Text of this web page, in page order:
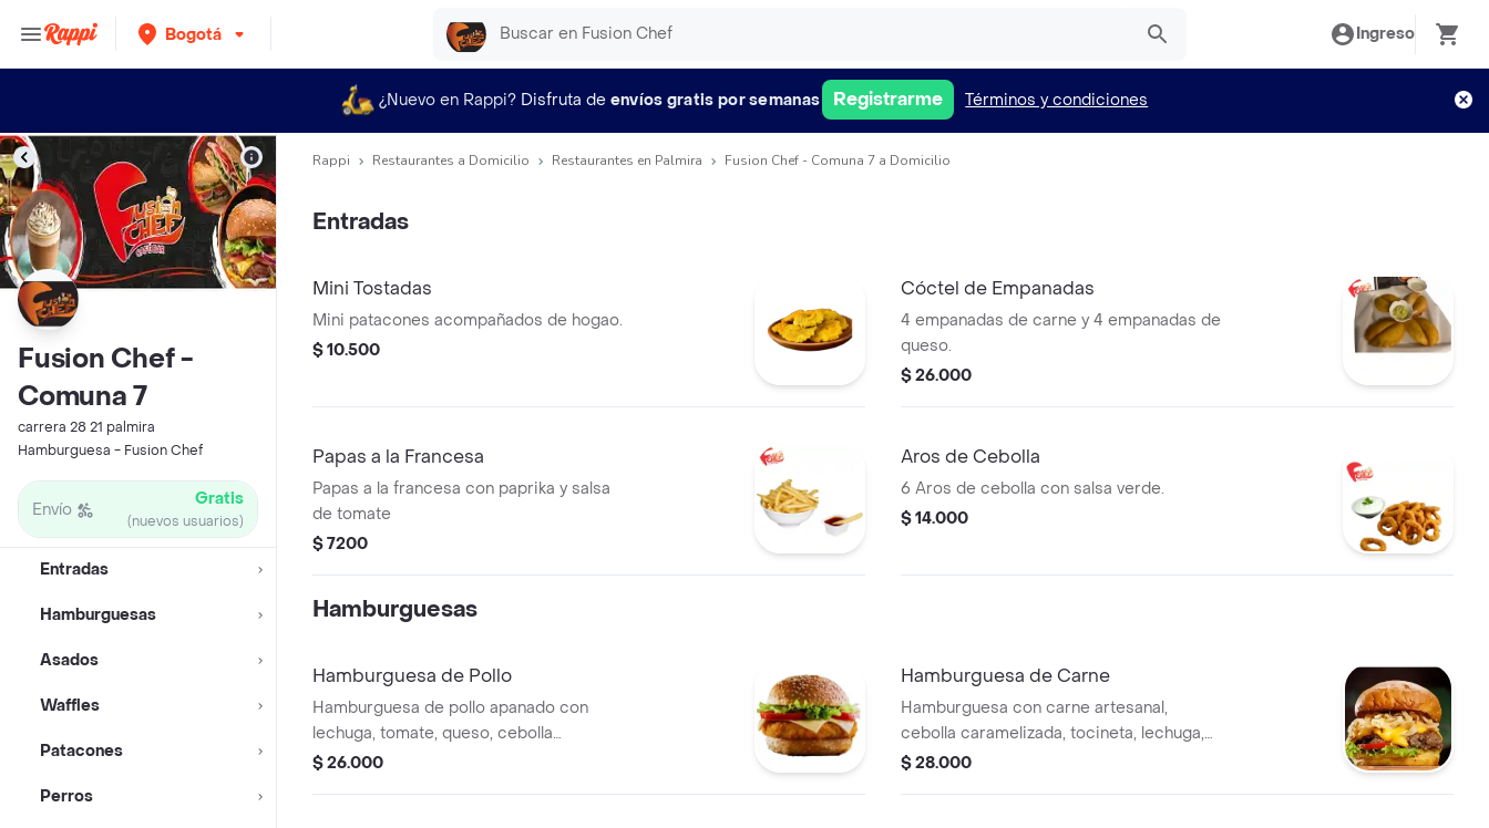
Bogotá Ingreso
¿Nuevo en Rappi? Disfruta de envíos gratis por semanas Registrarme Términos y condiciones
Fusion Chef -
Comuna 7
carrera 28 21 palmira
Hamburguesa - Fusion Chef
Envío Gratis
(nuevos usuarios)
Entradas
Hamburguesas
Asados
Waffles
Patacones
Perros
Rappi Restaurantes a Domicilio Restaurantes en Palmira Fusion Chef - Comuna 7 a Domicilio
Entradas
Mini Tostadas
Mini patacones acompañados de hogao.
$ 10.500
Cóctel de Empanadas
4 empanadas de carne y 4 empanadas de
queso.
$ 26.000
Papas a la Francesa
Papas a la francesa con paprika y salsa
de tomate
$ 7200
Aros de Cebolla
6 Aros de cebolla con salsa verde.
$ 14.000
Hamburguesas
Hamburguesa de Pollo
Hamburguesa de pollo apanado con
lechuga, tomate, queso, cebolla
caramelizada, tocineta y salsas de la
$ 26.000
Hamburguesa de Carne
Hamburguesa con carne artesanal,
cebolla caramelizada, tocineta, lechuga,
queso, tomate y salsas de la casa.
$ 28.000